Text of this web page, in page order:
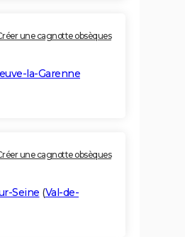
une cagnotte obsèques
la-Garenne
une cagnotte obsèques
Seine (Val-de-